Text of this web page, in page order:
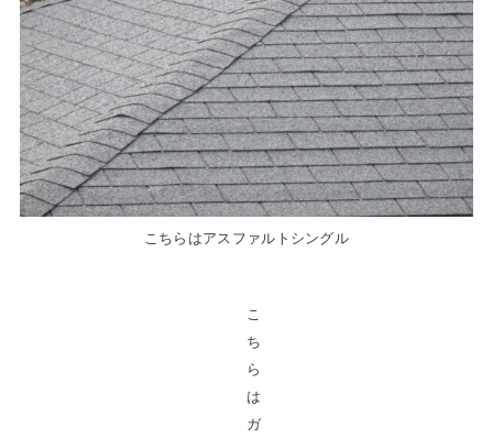
こちらはアスファルトシングル
こ
ち
ら
は
ガ